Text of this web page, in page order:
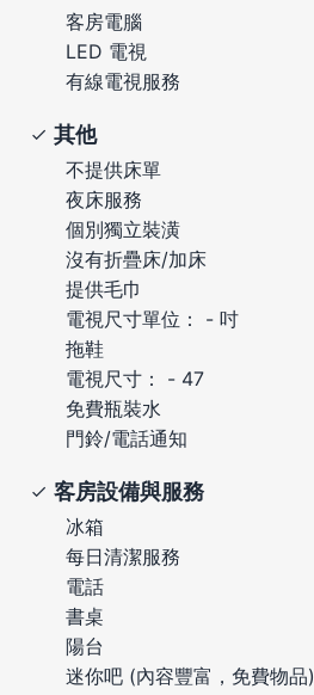
客房電腦
LED 電視
有線電視服務
其他
不提供床單
夜床服務
個別獨立裝潢
沒有折疊床/加床
提供毛巾
電視尺寸單位： - 吋
拖鞋
電視尺寸： - 47
免費瓶裝水
門鈴/電話通知
客房設備與服務
冰箱
每日清潔服務
電話
書桌
陽台
迷你吧 (內容豐富，免費物品)